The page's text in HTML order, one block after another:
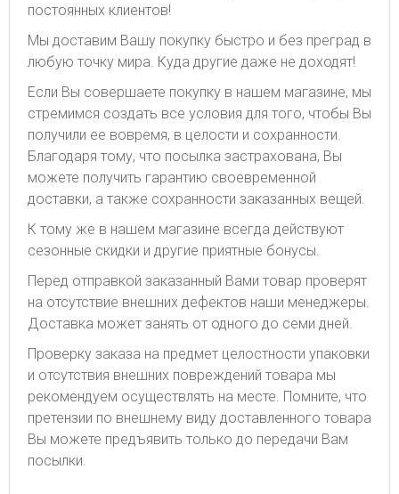
постоянных клиентов!
Мы доставим Вашу покупку быстро и без преград в
любую точку мира. Куда другие даже не доходят!
Если Вы совершаете покупку в нашем магазине, мы
стремимся создать все условия для того, чтобы Вы
получили ее вовремя, в целости и сохранности.
Благодаря тому, что посылка застрахована, Вы
можете получить гарантию своевременной
доставки, а также сохранности заказанных вещей.
К тому же в нашем магазине всегда действуют
сезонные скидки и другие приятные бонусы.
Перед отправкой заказанный Вами товар проверят
на отсутствие внешних дефектов наши менеджеры.
Доставка может занять от одного до семи дней.
Проверку заказа на предмет целостности упаковки
и отсутствия внешних повреждений товара мы
рекомендуем осуществлять на месте. Помните, что
претензии по внешнему виду доставленного товара
Вы можете предъявить только до передачи Вам
посылки.